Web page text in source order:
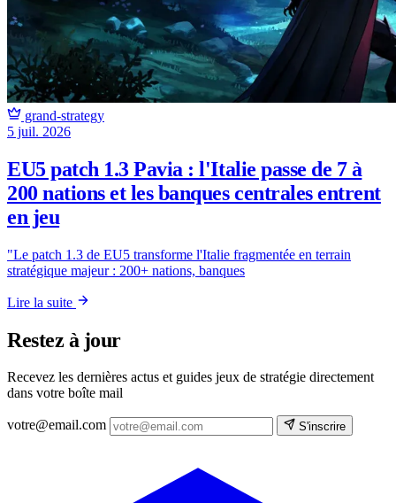
grand-strategy
5 juil. 2026
EU5 patch 1.3 Pavia : l'Italie passe de 7 à
200 nations et les banques centrales entrent
en jeu
"Le patch 1.3 de EU5 transforme l'Italie fragmentée en terrain
stratégique majeur : 200+ nations, banques
Lire la suite
Restez à jour
Recevez les dernières actus et guides jeux de stratégie directement
dans votre boîte mail
votre@email.com S'inscrire